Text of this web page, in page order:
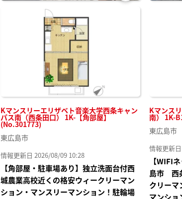
Kマンスリーエリザベト音楽大学西条キャン
パス南（西条田口） 1K-【角部屋】
(No.301773)
お気
東広島市
情報更新日 2026/08/09 10:28
【角部屋・駐車場あり】独立洗面台付西
城農業高校近くの格安ウィークリーマン
ション・マンスリーマンション！駐輪場
Kマンス
南） 1K-
東広島市
情報更新
【WIFI
島市 西
クリーマ
マンショ